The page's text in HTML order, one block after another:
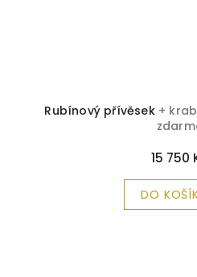
Rubínový přívěsek +
15 750
DO